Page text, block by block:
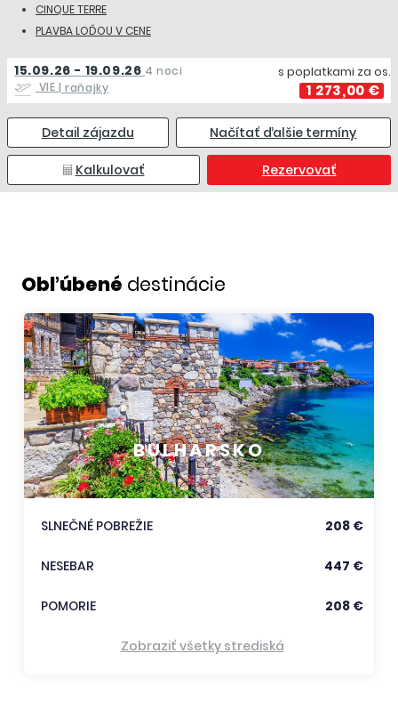
CINQUE TERRE
PLAVBA LOĎOU V CENE
15.09.26 - 19.09.26 4 noci
VIE| raňajky
s poplatkami za os.
1 273,00 €
Detail zájazdu Načítať ďalšie termíny
Kalkulovať Rezervovať
Obľúbené destinácie
BULHARSKO
SLNEČNÉ POBREŽIE 208 €
NESEBAR 447 €
POMORIE 208 €
Zobraziť všetky strediská